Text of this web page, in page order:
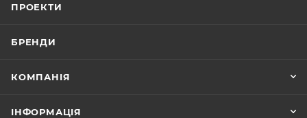
ПРОЕКТИ
БРЕНДИ
КОМПАНІЯ
ІНФОРМАЦІЯ